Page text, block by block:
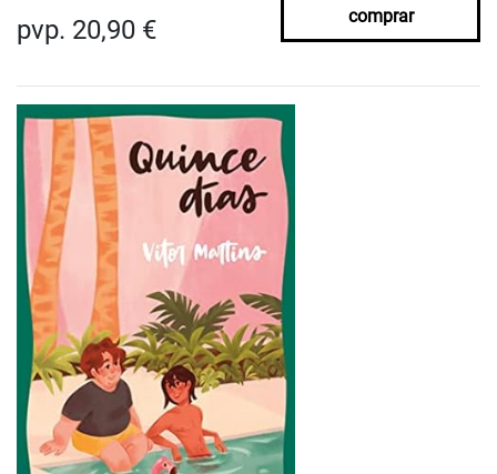
pvp. 20,90 € comprar